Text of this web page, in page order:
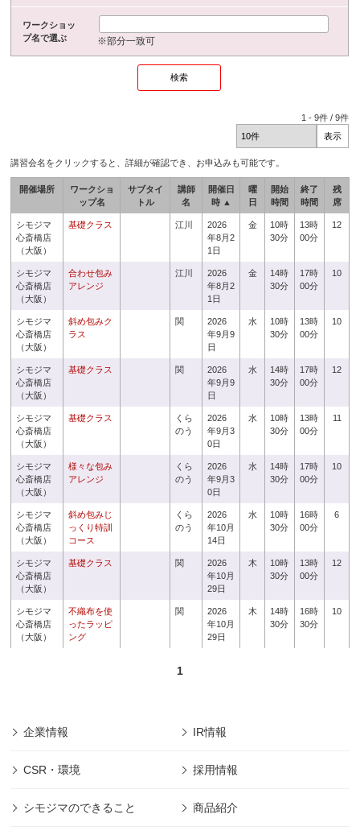
ワークショッ
プ名で選ぶ
※部分一致可
1 -9件 /9件
講習会名をクリックすると、詳細が確認でき、お申込みも可能です。
開催場所
ワークショ
ップ名
サブタイ
トル
講師
名
開催日
時 ▲
曜
日
開始
時間
終了
時間
残
席
シモジマ
心斎橋店
（大阪）
基礎クラス 江川
2026
年8月2
1日
金
10時
30分
13時
00分
12
シモジマ
心斎橋店
（大阪）
合わせ包み
アレンジ
江川
2026
年8月2
1日
金
14時
30分
17時
00分
10
シモジマ
心斎橋店
（大阪）
斜め包みク
ラス
関
2026
年9月9
日
水
10時
30分
13時
00分
10
シモジマ
心斎橋店
（大阪）
基礎クラス 関
2026
年9月9
日
水
14時
30分
17時
00分
12
シモジマ
心斎橋店
（大阪）
基礎クラス
くら
のう
2026
年9月3
0日
水
10時
30分
13時
00分
11
シモジマ
心斎橋店
（大阪）
様々な包み
アレンジ
くら
のう
2026
年9月3
0日
水
14時
30分
17時
00分
10
シモジマ
心斎橋店
（大阪）
斜め包みじ
っくり特訓
コース
くら
のう
2026
年10月
14日
水
10時
30分
16時
00分
6
シモジマ
心斎橋店
（大阪）
基礎クラス 関
2026
年10月
29日
木
10時
30分
13時
00分
12
シモジマ
心斎橋店
（大阪）
不織布を使
ったラッピ
ング
関
2026
年10月
29日
木
14時
30分
16時
30分
10
1
企業情報 IR情報
CSR・環境 採用情報
シモジマのできること 商品紹介